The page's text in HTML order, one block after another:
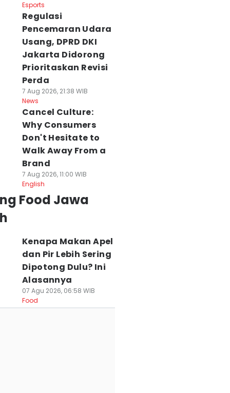
Esports
Regulasi
Pencemaran Udara
Usang, DPRD DKI
Jakarta Didorong
Prioritaskan Revisi
Perda
7 Aug 2026, 21:38 WIB
News
Cancel Culture:
Why Consumers
Don't Hesitate to
Walk Away From a
Brand
7 Aug 2026, 11:00 WIB
English
Food Jawa
Kenapa Makan Apel
dan Pir Lebih Sering
Dipotong Dulu? Ini
Alasannya
07 Agu 2026, 06:58 WIB
Food